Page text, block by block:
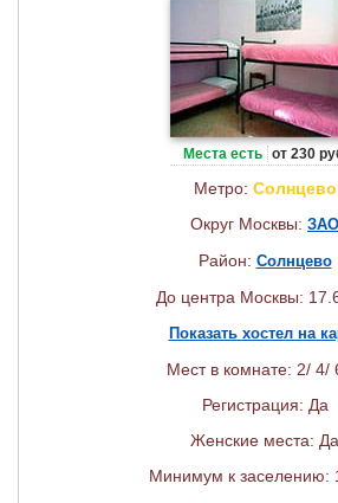
Места есть от 230
Метро: Солнцево
Округ Москвы: ЗАО
Район: Солнцево
До центра Москвы:
Показать хостел на
Мест в комнате: 2/ 4/
Регистрация: Да
Женские места: Да
Минимум к заселению: